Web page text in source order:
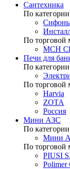
Сантехника
По категории
По торговой
MCH
Печи для
По категории
По торговой
Harvia
ZOTA
Россия
Мини АЗС
По категории
Мини
По торговой
PIUSI
Polimer